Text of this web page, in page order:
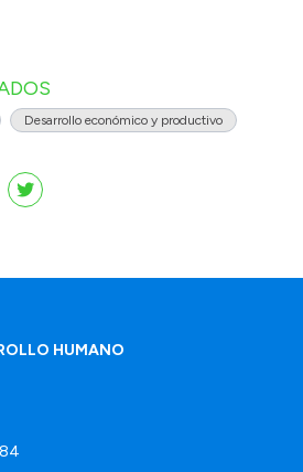
Desarrollo económico y productivo
HUMANO